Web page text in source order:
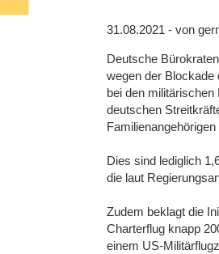
31.08.2021 - von
Deutsche
wegen der Blockade
bei den
deutschen
Dies sind lediglich
die laut
Zudem beklagt die
Charterflug knapp
einem US-